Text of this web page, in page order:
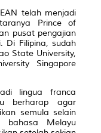
telah menjadi
Prince of
pusat pengajian
Di Filipina, sudah
State University,
Singapore
lingua franca
berharap agar
semula selain
bahasa Melayu